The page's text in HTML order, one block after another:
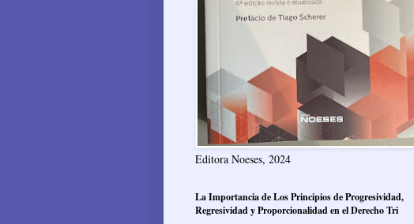
Editora Noeses, 2024
La Importancia de Los Principios de Progresividad,
Regresividad y Proporcionalidad en el Derecho Tri